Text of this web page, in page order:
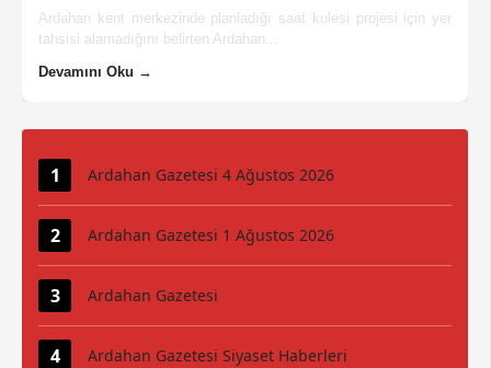
Ardahan kent merkezinde planladığı saat kulesi projesi için yer
tahsisi alamadığını belirten Ardahan...
Devamını Oku →
Ardahan Gazetesi 4 Ağustos 2026
Ardahan Gazetesi 1 Ağustos 2026
Ardahan Gazetesi
Ardahan Gazetesi Siyaset Haberleri